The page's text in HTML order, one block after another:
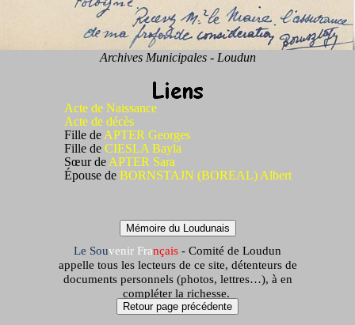
Archives Municipales - Loudun
Acte de Naissance
Acte de décès
Fille de APTER Georges
Fille de CIESLA Bayla
Sœur de APTER Sara
Épouse de BORNSTAJN (BOREAL) Albert
Mémoire du Loudunais
Le Souvenir Français - Comité de Loudun
appelle tous les lecteurs de ce site, détenteurs de
documents personnels (photos, lettres…), à en
compléter la richesse.